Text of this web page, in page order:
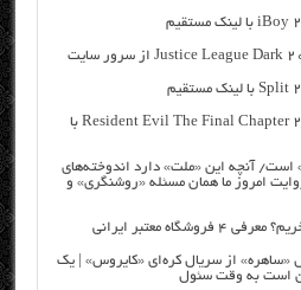
دانلود رایگان فیلم خارجی Resident Evil The Final Chapter 2017 با
است/ آنچه این «ملت» دارد اندوخته‌های
امروز ما همان مسئله «روشنگری» و
معتبر ایرانی
«ساهره» از سریال کره‌ای «کایروس» | یک
است به وقت سئول